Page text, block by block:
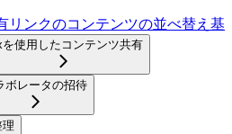
リンクのコンテンツの並べ替え基
を使用したコンテンツ共有
ボレータの招待
理